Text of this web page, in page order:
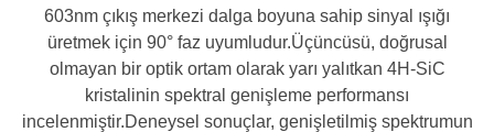
603nm çıkış merkezi dalga boyuna sahip sinyal ışığı
üretmek için 90° faz uyumludur.Üçüncüsü, doğrusal
olmayan bir optik ortam olarak yarı yalıtkan 4H-SiC
kristalinin spektral genişleme performansı
incelenmiştir.Deneysel sonuçlar, genişletilmiş spektrumun